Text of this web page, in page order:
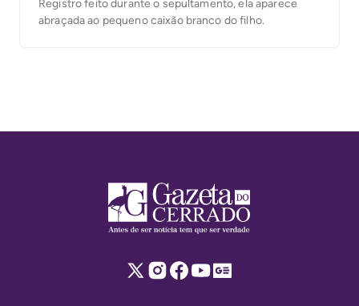
Registro feito durante o sepultamento, ela aparece
abraçada ao pequeno caixão branco do filho.